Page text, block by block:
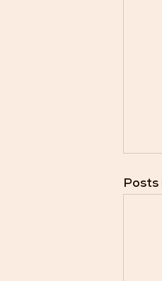
Posts